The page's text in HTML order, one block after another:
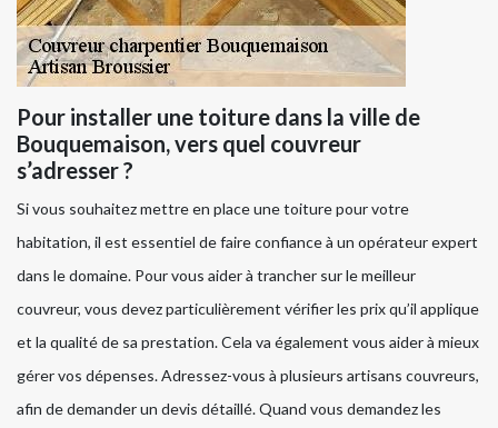
Pour installer une toiture dans la ville de
Bouquemaison, vers quel couvreur
s’adresser ?
Si vous souhaitez mettre en place une toiture pour votre
habitation, il est essentiel de faire confiance à un opérateur expert
dans le domaine. Pour vous aider à trancher sur le meilleur
couvreur, vous devez particulièrement vérifier les prix qu’il applique
et la qualité de sa prestation. Cela va également vous aider à mieux
gérer vos dépenses. Adressez-vous à plusieurs artisans couvreurs,
afin de demander un devis détaillé. Quand vous demandez les